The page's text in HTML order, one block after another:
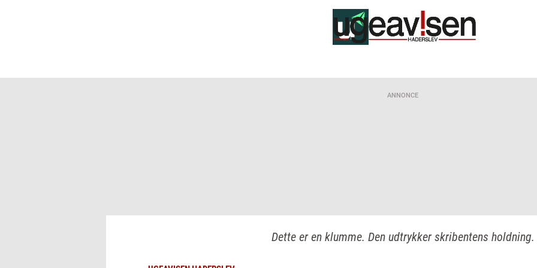
ANNONCE
Dette er en klumme. Den udtrykker skribentens holdning.